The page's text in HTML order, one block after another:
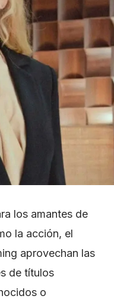
los amantes de
la acción, el
aprovechan las
de títulos
o